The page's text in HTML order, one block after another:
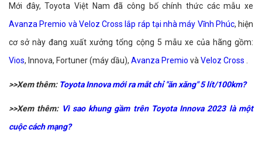
Mới đây, Toyota Việt Nam đã công bố chính thức các mẫu xe
Avanza Premio và Veloz Cross lắp ráp tại nhà máy Vĩnh Phúc, hiện
cơ sở này đang xuất xưởng tổng cộng 5 mẫu xe của hãng gồm:
Vios, Innova, Fortuner (máy dầu), Avanza Premio và Veloz Cross
>>Xem thêm: Toyota Innova mới ra mắt chỉ "ăn xăng" 5 lít/100km?
>>Xem thêm: Vì sao khung gầm trên Toyota Innova 2023 là một
cuộc cách mạng?